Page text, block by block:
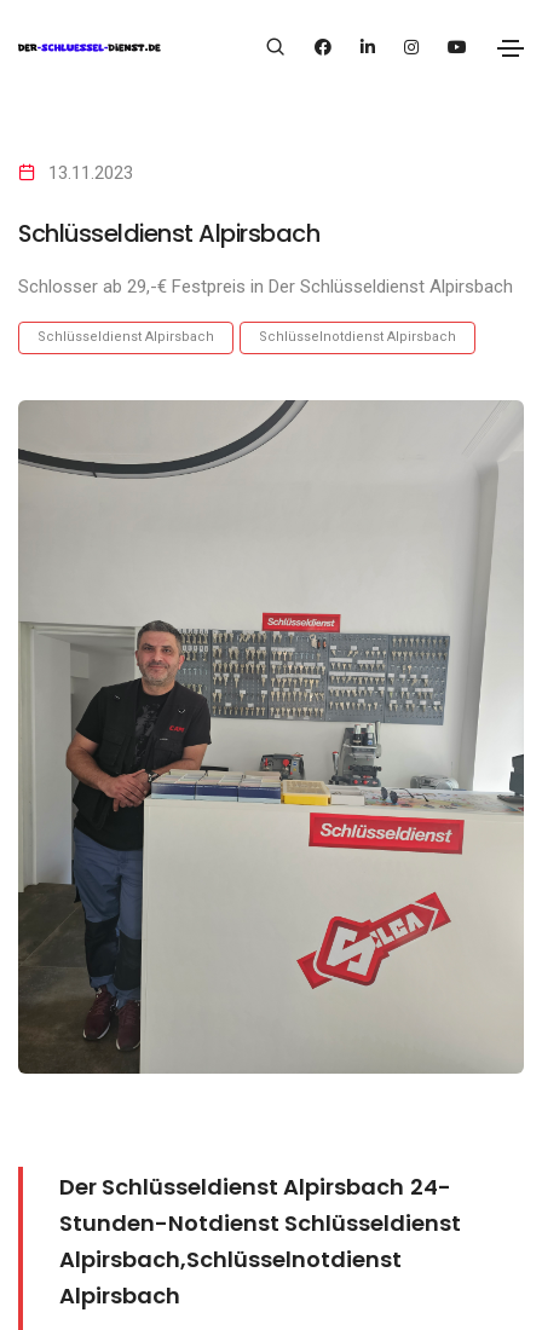
13.11.2023
Schlüsseldienst Alpirsbach
Schlosser ab 29,-€ Festpreis in Der Schlüsseldienst Alpirsbach
Schlüsseldienst Alpirsbach Schlüsselnotdienst Alpirsbach
Der Schlüsseldienst Alpirsbach 24-
Stunden-Notdienst Schlüsseldienst
Alpirsbach,Schlüsselnotdienst
Alpirsbach